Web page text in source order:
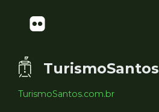
TurismoSantos
TurismoSantos.com.br